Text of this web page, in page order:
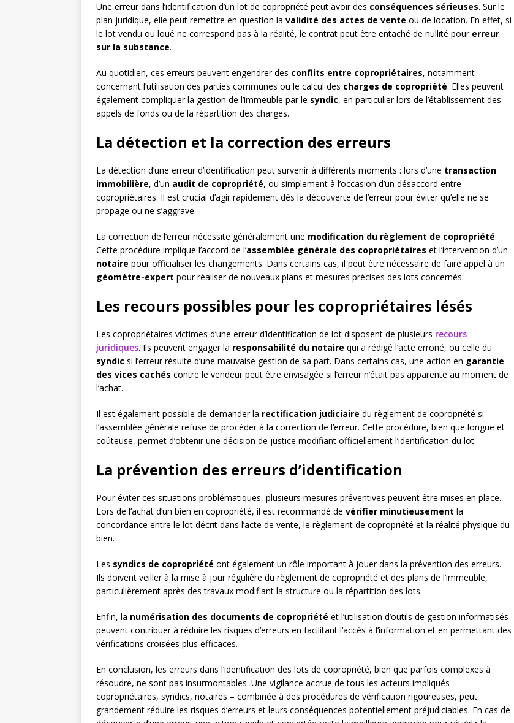
Une erreur dans l’identification d’un lot de copropriété peut avoir des conséquences sérieuses. Sur le
plan juridique, elle peut remettre en question la validité des actes de vente ou de location. En effet, si
le lot vendu ou loué ne correspond pas à la réalité, le contrat peut être entaché de nullité pour erreur
sur la substance.
Au quotidien, ces erreurs peuvent engendrer des conflits entre copropriétaires, notamment
concernant l’utilisation des parties communes ou le calcul des charges de copropriété. Elles peuvent
également compliquer la gestion de l’immeuble par le syndic, en particulier lors de l’établissement des
appels de fonds ou de la répartition des charges.
La détection et la correction des erreurs
La détection d’une erreur d’identification peut survenir à différents moments : lors d’une transaction
immobilière, d’un audit de copropriété, ou simplement à l’occasion d’un désaccord entre
copropriétaires. Il est crucial d’agir rapidement dès la découverte de l’erreur pour éviter qu’elle ne se
propage ou ne s’aggrave.
La correction de l’erreur nécessite généralement une modification du règlement de copropriété.
Cette procédure implique l’accord de l’assemblée générale des copropriétaires et l’intervention d’un
notaire pour officialiser les changements. Dans certains cas, il peut être nécessaire de faire appel à un
géomètre-expert pour réaliser de nouveaux plans et mesures précises des lots concernés.
Les recours possibles pour les copropriétaires lésés
Les copropriétaires victimes d’une erreur d’identification de lot disposent de plusieurs recours
juridiques. Ils peuvent engager la responsabilité du notaire qui a rédigé l’acte erroné, ou celle du
syndic si l’erreur résulte d’une mauvaise gestion de sa part. Dans certains cas, une action en garantie
des vices cachés contre le vendeur peut être envisagée si l’erreur n’était pas apparente au moment de
l’achat.
Il est également possible de demander la rectification judiciaire du règlement de copropriété si
l’assemblée générale refuse de procéder à la correction de l’erreur. Cette procédure, bien que longue et
coûteuse, permet d’obtenir une décision de justice modifiant officiellement l’identification du lot.
La prévention des erreurs d’identification
Pour éviter ces situations problématiques, plusieurs mesures préventives peuvent être mises en place.
Lors de l’achat d’un bien en copropriété, il est recommandé de vérifier minutieusement la
concordance entre le lot décrit dans l’acte de vente, le règlement de copropriété et la réalité physique du
bien.
Les syndics de copropriété ont également un rôle important à jouer dans la prévention des erreurs.
Ils doivent veiller à la mise à jour régulière du règlement de copropriété et des plans de l’immeuble,
particulièrement après des travaux modifiant la structure ou la répartition des lots.
Enfin, la numérisation des documents de copropriété et l’utilisation d’outils de gestion informatisés
peuvent contribuer à réduire les risques d’erreurs en facilitant l’accès à l’information et en permettant des
vérifications croisées plus efficaces.
En conclusion, les erreurs dans l’identification des lots de copropriété, bien que parfois complexes à
résoudre, ne sont pas insurmontables. Une vigilance accrue de tous les acteurs impliqués –
copropriétaires, syndics, notaires – combinée à des procédures de vérification rigoureuses, peut
grandement réduire les risques d’erreurs et leurs conséquences potentiellement préjudiciables. En cas de